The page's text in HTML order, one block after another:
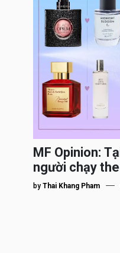
MF Opinion:
người chạy
Dupe”?
by Thai Khang Pham